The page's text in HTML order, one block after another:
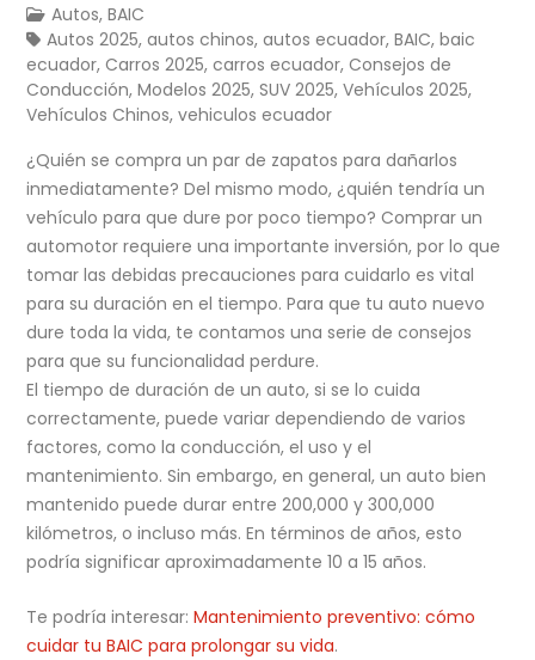
Autos,BAIC
Autos 2025,autos chinos,autos ecuador,BAIC,baic
ecuador,Carros 2025,carros ecuador,Consejos de
Conducción,Modelos 2025,SUV 2025,Vehículos 2025,
Vehículos Chinos,vehiculos ecuador
¿Quién se compra un par de zapatos para dañarlos
inmediatamente? Del mismo modo, ¿quién tendría un
vehículo para que dure por poco tiempo? Comprar un
automotor requiere una importante inversión, por lo que
tomar las debidas precauciones para cuidarlo es vital
para su duración en el tiempo. Para que tu auto nuevo
dure toda la vida, te contamos una serie de consejos
para que su funcionalidad perdure.
El tiempo de duración de un auto, si se lo cuida
correctamente, puede variar dependiendo de varios
factores, como la conducción, el uso y el
mantenimiento. Sin embargo, en general, un auto bien
mantenido puede durar entre 200,000 y 300,000
kilómetros, o incluso más. En términos de años, esto
podría significar aproximadamente 10 a 15 años.
Te podría interesar:Mantenimiento preventivo: cómo
cuidar tu BAIC para prolongar su vida.